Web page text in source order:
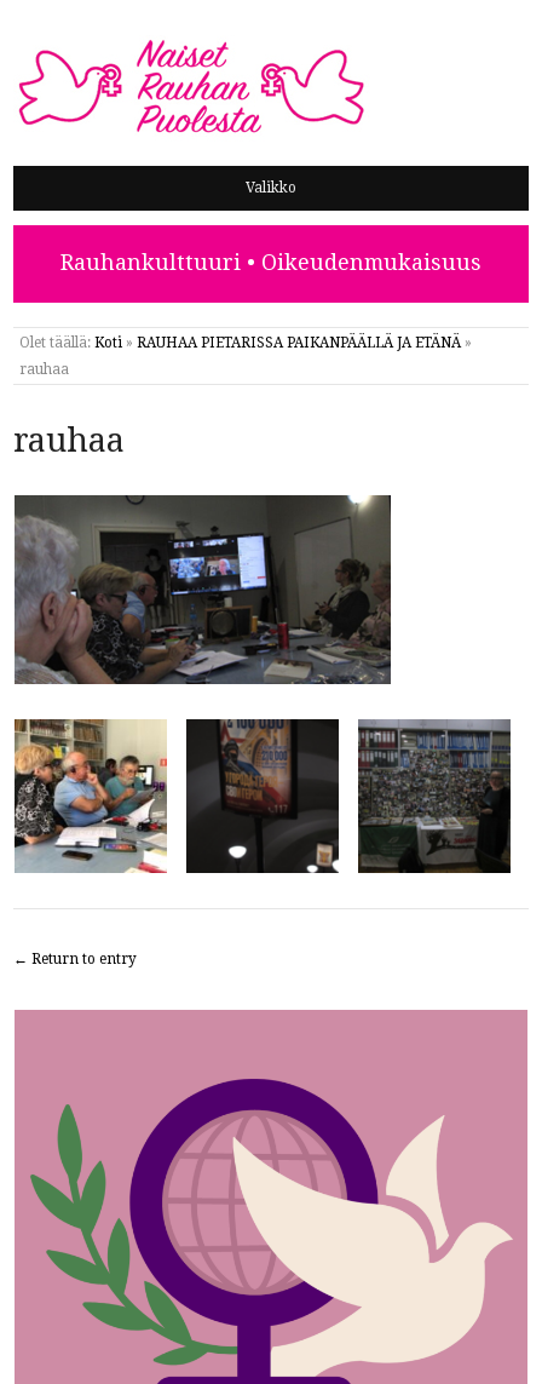
NAISET RAUHAN PUOLESTA
Valikko
Rauhankulttuuri • Oikeudenmukaisuus
Olet täällä: Koti » RAUHAA PIETARISSA PAIKANPÄÄLLÄ JA ETÄNÄ »
rauhaa
rauhaa
← Return to entry